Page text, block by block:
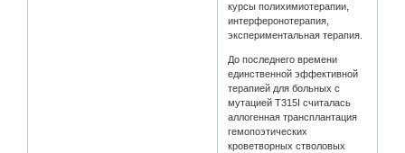
курсы полихимиотерапии,
интерферонотерапия,
экспериментальная терапия.
До последнего времени
единственной эффективной
терапией для больных с
мутацией T315I считалась
аллогенная трансплантация
гемопоэтических
кроветворных стволовых